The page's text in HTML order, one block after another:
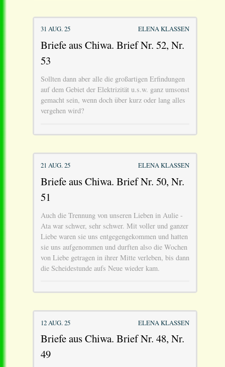
31 AUG. 25 ELENA KLASSEN
Briefe aus Chiwa. Brief Nr. 52, Nr.
53
Sollten dann aber alle die großartigen Erfindungen
auf dem Gebiet der Elektrizität u.s.w. ganz umsonst
gemacht sein, wenn doch über kurz oder lang alles
vergehen wird?
21 AUG. 25 ELENA KLASSEN
Briefe aus Chiwa. Brief Nr. 50, Nr.
51
Auch die Trennung von unseren Lieben in Aulie -
Ata war schwer, sehr schwer. Mit voller und ganzer
Liebe waren sie uns entgegengekommen und hatten
sie uns aufgenommen und durften also die Wochen
von Liebe getragen in ihrer Mitte verleben, bis dann
die Scheidestunde aufs Neue wieder kam.
12 AUG. 25 ELENA KLASSEN
Briefe aus Chiwa. Brief Nr. 48, Nr.
49